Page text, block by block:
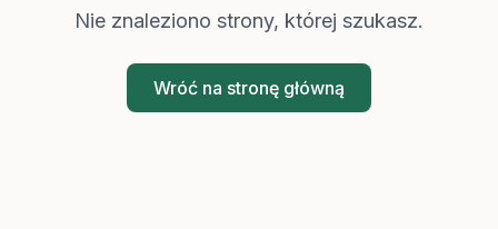
Nie znaleziono strony, której szukasz.
Wróć na stronę główną